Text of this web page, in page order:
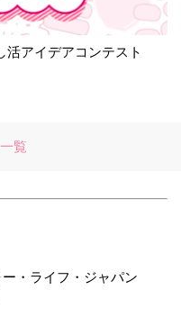
アイデアコンテスト
覧
・ライフ・ジャパン